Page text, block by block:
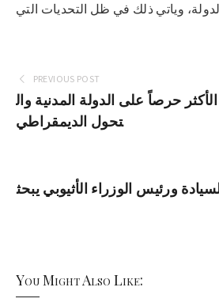
PREVIOUS POST
حرصاً على الدولة المدنية وال
تحول الديمقراطي
ورئيس الوزراء الأثيوبي يبحث
You Might Also Like: